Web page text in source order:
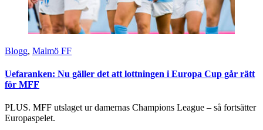
Blogg, Malmö FF
Uefaranken: Nu gäller det att lottningen i Europa Cup går rätt
för MFF
PLUS. MFF utslaget ur damernas Champions League – så fortsätter
Europaspelet.